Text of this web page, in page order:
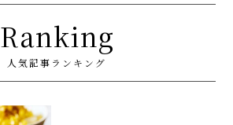
Ranking
人気記事ランキング